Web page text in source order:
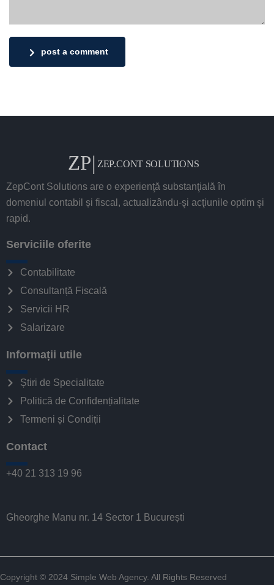
post a comment
ZepCont Solutions are o experienţă substanţială în
domeniul contabil și fiscal, actualizându-şi acţiunile optim şi
rapid.
Serviciile oferite
Contabilitate
Consultanță Fiscală
Servicii HR
Salarizare
Informații utile
Știri de Specialitate
Politică de Confidențialitate
Termeni și Condiții
Contact
+40 21 313 19 96
Gheorghe Manu nr. 14 Sector 1 București
Copyright © 2024 Simple Web Agency. All Rights Reserved